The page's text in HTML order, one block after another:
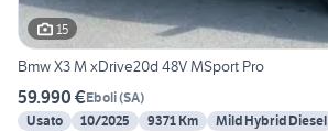
15
Bmw X3 M xDrive20d 48V MSport Pro
59.990 €Eboli(SA)
Usato
10/2025 9371 Km Mild Hybrid Diesel